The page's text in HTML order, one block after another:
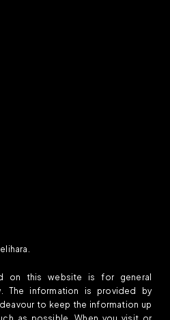
on this website is for general
The information is provided by
to keep the information up